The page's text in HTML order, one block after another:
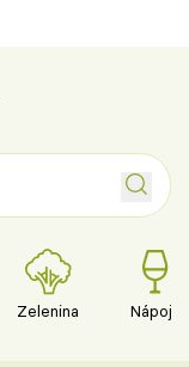
Zelenina Nápoje